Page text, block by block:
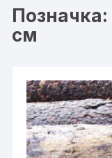
Позначка:
см